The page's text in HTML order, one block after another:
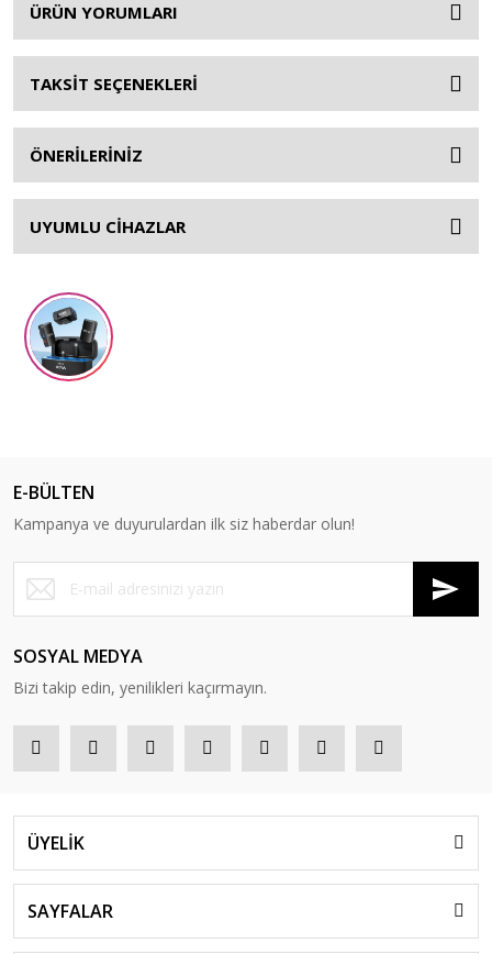
ÜRÜN YORUMLARI
TAKSİT SEÇENEKLERİ
ÖNERİLERİNİZ
UYUMLU CİHAZLAR
E-BÜLTEN
Kampanya ve duyurulardan ilk siz haberdar olun!
SOSYAL MEDYA
Bizi takip edin, yenilikleri kaçırmayın.
ÜYELİK
SAYFALAR